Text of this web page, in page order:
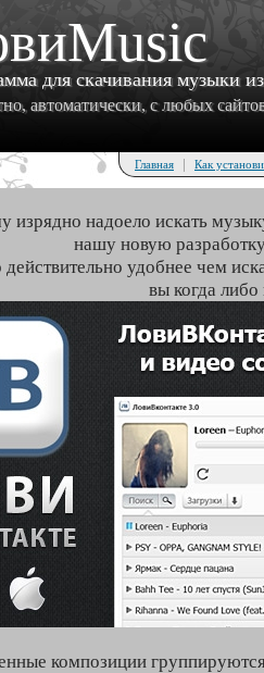
для скачивания музыки
автоматически, с любых
Главная | Как
изрядно надоело искать
нашу новую
действительно удобнее чем
вы когда либо
композиции